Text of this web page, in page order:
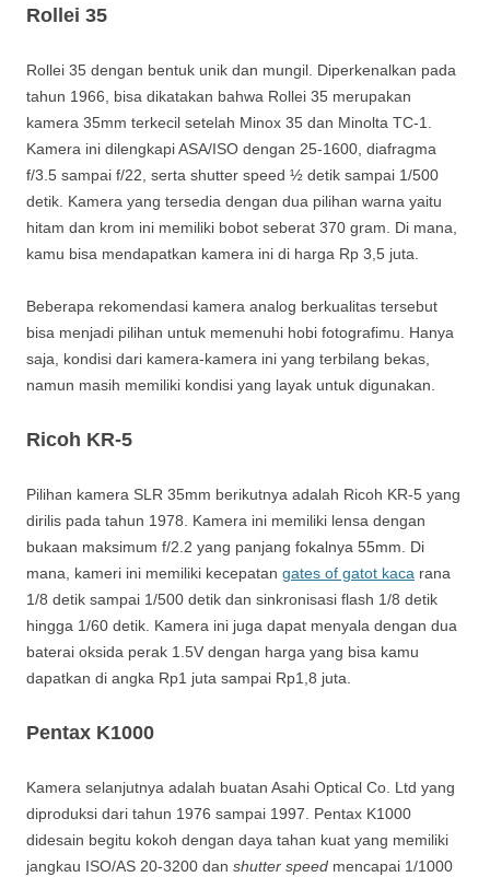
Rollei 35
Rollei 35 dengan bentuk unik dan mungil. Diperkenalkan pada
tahun 1966, bisa dikatakan bahwa Rollei 35 merupakan
kamera 35mm terkecil setelah Minox 35 dan Minolta TC-1.
Kamera ini dilengkapi ASA/ISO dengan 25-1600, diafragma
f/3.5 sampai f/22, serta shutter speed ½ detik sampai 1/500
detik. Kamera yang tersedia dengan dua pilihan warna yaitu
hitam dan krom ini memiliki bobot seberat 370 gram. Di mana,
kamu bisa mendapatkan kamera ini di harga Rp 3,5 juta.
Beberapa rekomendasi kamera analog berkualitas tersebut
bisa menjadi pilihan untuk memenuhi hobi fotografimu. Hanya
saja, kondisi dari kamera-kamera ini yang terbilang bekas,
namun masih memiliki kondisi yang layak untuk digunakan.
Ricoh KR-5
Pilihan kamera SLR 35mm berikutnya adalah Ricoh KR-5 yang
dirilis pada tahun 1978. Kamera ini memiliki lensa dengan
bukaan maksimum f/2.2 yang panjang fokalnya 55mm. Di
mana, kameri ini memiliki kecepatan gates of gatot kaca rana
1/8 detik sampai 1/500 detik dan sinkronisasi flash 1/8 detik
hingga 1/60 detik. Kamera ini juga dapat menyala dengan dua
baterai oksida perak 1.5V dengan harga yang bisa kamu
dapatkan di angka Rp1 juta sampai Rp1,8 juta.
Pentax K1000
Kamera selanjutnya adalah buatan Asahi Optical Co. Ltd yang
diproduksi dari tahun 1976 sampai 1997. Pentax K1000
didesain begitu kokoh dengan daya tahan kuat yang memiliki
jangkau ISO/AS 20-3200 dan shutter speed mencapai 1/1000